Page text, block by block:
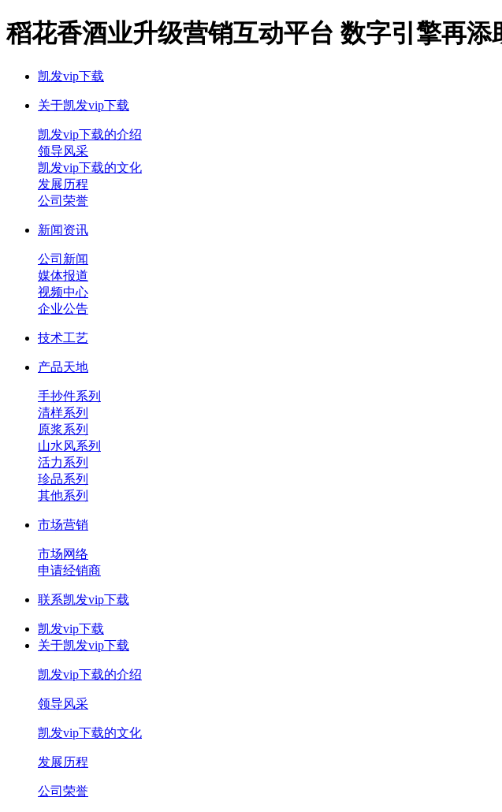
稻花香酒业升级营销互动平台 数字引擎再
凯发vip下载
关于凯发vip下载
凯发vip下载的介绍
领导风采
凯发vip下载的文化
发展历程
公司荣誉
新闻资讯
公司新闻
媒体报道
视频中心
企业公告
技术工艺
产品天地
手抄件系列
清样系列
原浆系列
山水风系列
活力系列
珍品系列
其他系列
市场营销
市场网络
申请经销商
联系凯发vip下载
凯发vip下载
关于凯发vip下载
凯发vip下载的介绍
领导风采
凯发vip下载的文化
发展历程
公司荣誉